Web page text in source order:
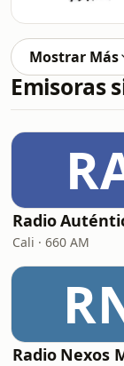
Mostrar Más
Emisoras
Radio
Cali · 660 AM